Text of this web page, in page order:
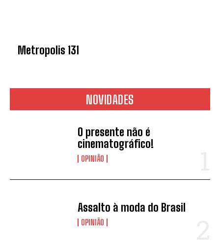
Metropolis 131
NOVIDADES
O presente não é
cinematográfico!
OPINIÃO
Assalto à moda do Brasil
OPINIÃO